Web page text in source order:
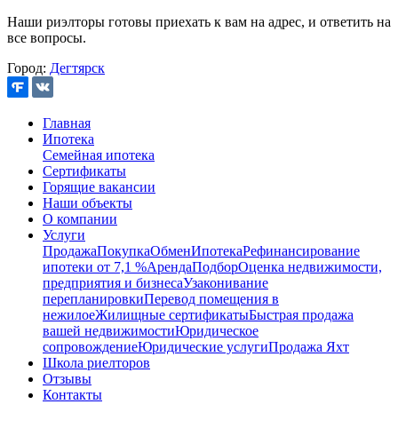
Наши риэлторы готовы приехать к вам на адрес, и ответить на
все вопросы.
Город: Дегтярск
Главная
Ипотека
Семейная ипотека
Сертификаты
Горящие вакансии
Наши объекты
О компании
Услуги
ПродажаПокупкаОбменИпотекаРефинансирование
ипотеки от 7,1 %АрендаПодборОценка недвижимости,
предприятия и бизнесаУзаконивание
перепланировкиПеревод помещения в
нежилоеЖилищные сертификатыБыстрая продажа
вашей недвижимостиЮридическое
сопровождениеЮридические услугиПродажа Яхт
Школа риелторов
Отзывы
Контакты